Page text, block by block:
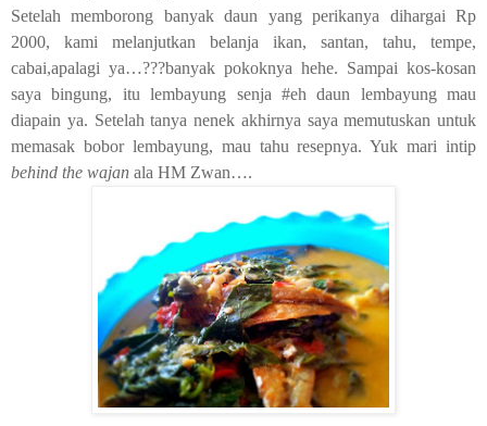
Setelah memborong banyak daun yang perikanya dihargai Rp
2000, kami melanjutkan belanja ikan, santan, tahu, tempe,
cabai,apalagi ya…???banyak pokoknya hehe. Sampai kos-kosan
saya bingung, itu lembayung senja #eh daun lembayung mau
diapain ya. Setelah tanya nenek akhirnya saya memutuskan untuk
memasak bobor lembayung, mau tahu resepnya. Yuk mari intip
behind the wajan ala HM Zwan….